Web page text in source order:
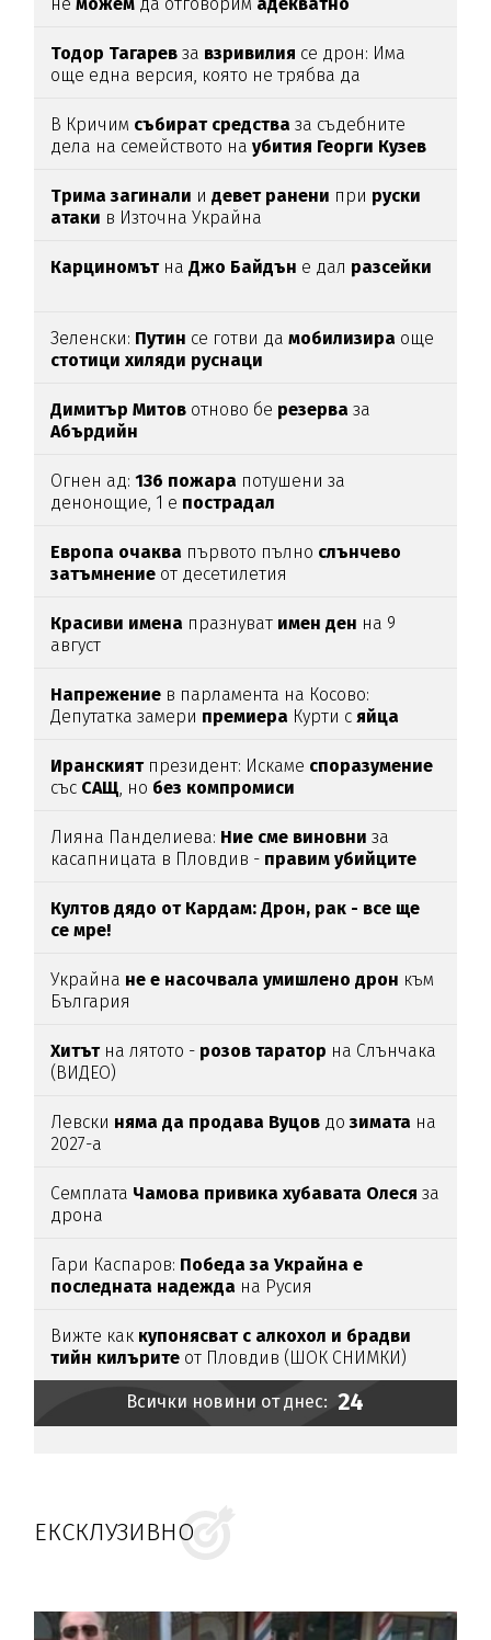
Тодор Тагарев за взривилия се дрон: Има
още една версия, която не трябва да
В Кричим събират средства за съдебните
дела на семейството наубития Георги Кузев
Трима загинали идевет ранени при руски
атаки в Източна Украйна
КарциномътнаДжо Байдън е дал разсейки
Зеленски: Путин се готви дамобилизира още
стотици хиляди руснаци
Димитър Митов отново бе резерва за
Абърдийн
Огнен ад:136 пожара потушени за
денонощие, 1 е пострадал
Европа очаква първото пълно слънчево
затъмнение от десетилетия
Красиви имена празнуват имен ден на 9
август
Напрежение в парламента на Косово:
Депутатка замери премиера Курти сяйца
Иранскиятпрезидент: Искаме споразумение
със САЩ, но без компромиси
Лияна Панделиева: Ние сме виновниза
касапницата в Пловдив - правим убийците
Култов дядо от Кардам: Дрон, рак - все ще
се мре!
Украйна не е насочвала умишлено дрон към
България
Хитътна лятото - розов таратор на Слънчака
(ВИДЕО)
Левски няма да продава Вуцов дозимата на
2027-а
Семплата Чамова привика хубавата Олеся за
дрона
Гари Каспаров: Победа за Украйна е
последната надежда на Русия
Вижте как купонясват с алкохол и брадви
тийн килърите от Пловдив (ШОК СНИМКИ)
Всички новини от днес: 24
ЕКСКЛУЗИВНО